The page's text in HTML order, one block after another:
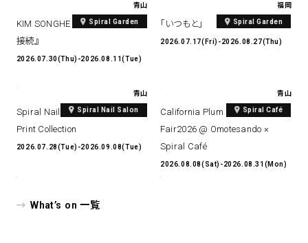
青山
Spiral Garden
KIM SONGHE EXHIBITION 『愛と
接続』
2026.07.30(Thu)-2026.08.11(Tue)
福岡
Spiral Garden
「いつもと」
2026.07.17(Fri)-2026.08.27(Thu)
青山
Spiral Nail Salon
Spiral Nail Salon Art #14 Spiral
Print Collection
2026.07.28(Tue)-2026.09.08(Tue)
青山
Spiral Café
California Plum & Nectarine
Fair2026 @ Omotesando ×
Spiral Café
2026.08.08(Sat)-2026.08.31(Mon)
What’s on 一覧